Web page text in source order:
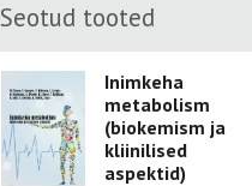
Seotud tooted
Inimkeha
metabolism
(biokemism ja
kliinilised
aspektid)